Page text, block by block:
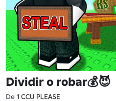
Dividir o robar💰😈
De 1 CCU PLEASE